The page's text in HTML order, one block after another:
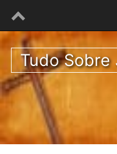
Tudo Sobre